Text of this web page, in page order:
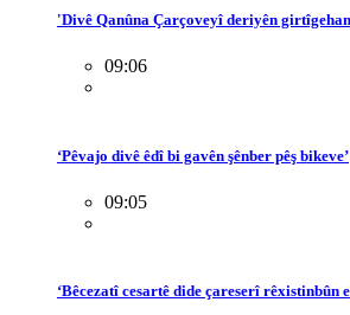
'Divê Qanûna Çarçoveyî deriyên
09:06
‘Pêvajo divê êdî bi gavên şênber pêş bikeve’
09:05
‘Bêcezatî cesartê dide çareserî rêxistinbûn